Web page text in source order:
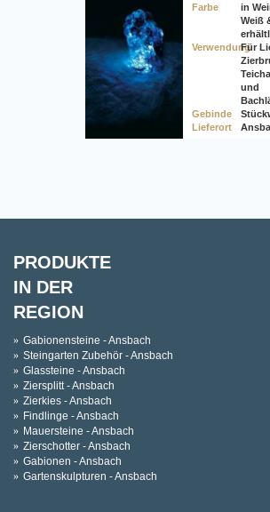
Farbe
in
Weiß
VerwendungFür
und
Gebinde
Lieferort
PRODUKTE
IN DER
REGION
Gabionensteine - Ansbach
Steingarten Zubehör - Ansbach
Glassteine - Ansbach
Ziersplitt - Ansbach
Zierkies - Ansbach
Findlinge - Ansbach
Mauersteine - Ansbach
Zierschotter - Ansbach
Gabionen - Ansbach
Gartenskulpturen - Ansbach